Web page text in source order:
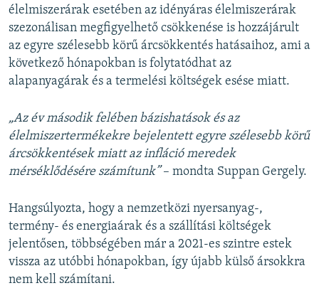
élelmiszerárak esetében az idényáras élelmiszerárak
szezonálisan megfigyelhető csökkenése is hozzájárult
az egyre szélesebb körű árcsökkentés hatásaihoz, ami a
következő hónapokban is folytatódhat az
alapanyagárak és a termelési költségek esése miatt.
„Az év második felében bázishatások és az
élelmiszertermékekre bejelentett egyre szélesebb körű
árcsökkentések miatt az infláció meredek
mérséklődésére számítunk”– mondta Suppan Gergely.
Hangsúlyozta, hogy a nemzetközi nyersanyag-,
termény- és energiaárak és a szállítási költségek
jelentősen, többségében már a 2021-es szintre estek
vissza az utóbbi hónapokban, így újabb külső ársokkra
nem kell számítani.